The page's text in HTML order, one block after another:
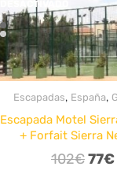
DESACTIVADO
Escapadas, España,
Escapada Motel
+ Forfait Sierra
102€El
77€El